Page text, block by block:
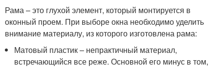
Рама – это глухой элемент, который монтируется в
оконный проем. При выборе окна необходимо уделить
внимание материалу, из которого изготовлена рама:
Матовый пластик – непрактичный материал,
встречающийся все реже. Основной его минус в том,